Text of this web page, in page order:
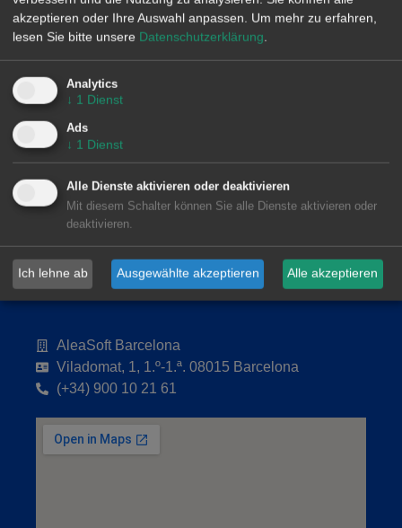
AleaSoft Barcelona
Viladomat, 1, 1.º-1.ª. 08015 Barcelona
(+34) 900 10 21 61
akzeptieren oder Ihre Auswahl anpassen. Um mehr zu erfahren,
lesen Sie bitte unsere Datenschutzerklärung.
Analytics
↓ 1 Dienst
Ads
↓ 1 Dienst
Alle Dienste aktivieren oder deaktivieren
Mit diesem Schalter können Sie alle Dienste aktivieren oder
deaktivieren.
Ich lehne ab Ausgewählte akzeptieren Alle akzeptieren